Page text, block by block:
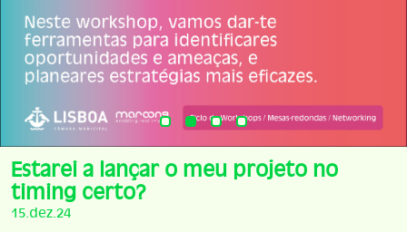
Estarei a lançar o meu projeto no
timing certo?
15.dez.24